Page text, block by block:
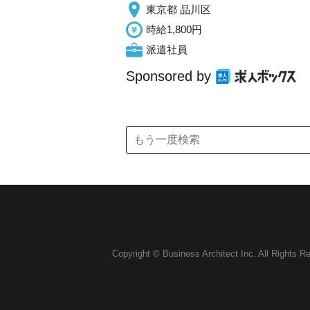
東京都 品川区
時給1,800円
派遣社員
Sponsored by
Copyright © Business Architect Inc. All Rights